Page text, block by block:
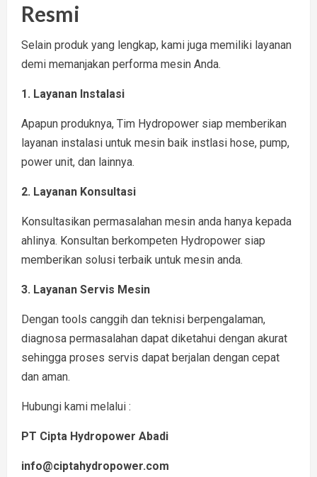
Resmi
Selain produk yang lengkap, kami juga memiliki layanan
demi memanjakan performa mesin Anda.
1. Layanan Instalasi
Apapun produknya, Tim Hydropower siap memberikan
layanan instalasi untuk mesin baik instlasi hose, pump,
power unit, dan lainnya.
2. Layanan Konsultasi
Konsultasikan permasalahan mesin anda hanya kepada
ahlinya. Konsultan berkompeten Hydropower siap
memberikan solusi terbaik untuk mesin anda.
3. Layanan Servis Mesin
Dengan tools canggih dan teknisi berpengalaman,
diagnosa permasalahan dapat diketahui dengan akurat
sehingga proses servis dapat berjalan dengan cepat
dan aman.
Hubungi kami melalui :
PT Cipta Hydropower Abadi
info@ciptahydropower.com